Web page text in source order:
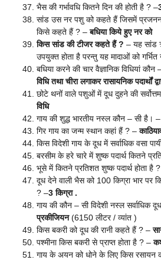
भैस की गर्भावधि कितने दिन की होती है ? –
सांड उस नर पशु को कहते हैं जिसमें प्रजनन
किसे कहते हैं ? –बधिया किये हुए नर को
किस सांड की टीजर कहते हैं ? – यह सांड
उपयुक्त होता है परन्तु यह मादाओं को
बधिया करने की चार वैज्ञानिक विधियां
विधि तथा चीरा लगाकर रासायनिक पदार्थों
छोटे थनों वाले पशुओं में दूध दुहने की
विधि
गाय की शुद्ध भारतीय नस्ल कौन – सी है।
गिर गाय का जन्म स्थान कहां हैं ? –
किस विदेशी गाय के दूध में सर्वाधिक वसा
बरसीम के हरे चारे में शुष्क पदार्थ कितने
भूसे में कितने प्रतिशत शुष्क पदार्थ होता है
दूध देने वाली भैस को 100 किग्रा भार पर
? –3 किग्रा .
गाय की कौन – सी विदेशी नस्ल सर्वाधिक
प्रकीजियन(6150 लीटर / व्यांत )
किस बकरी को दूध की रानी कहते हैं ? –
पश्मीना किस बकरी से प्राप्त होता है ? –
गाय के अयन को धोने के लिए किस रसायन